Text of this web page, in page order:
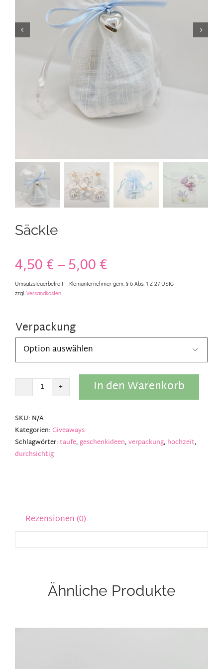
Kontakt
Warenkorb
Säckle
4,50€–5,00€
Umsatzsteuerbefreit - Kleinunternehmer gem. § 6 Abs. 1 Z 27 UStG
zzgl. Versandkosten
Verpackung

Säckle
In den Warenkorb
SKU: N/A
Kategorien:Giveaways
Schlagwörter:taufe,geschenkideen,verpackung, hochzeit,
durchsichtig
Rezensionen (0)
Ähnliche Produkte